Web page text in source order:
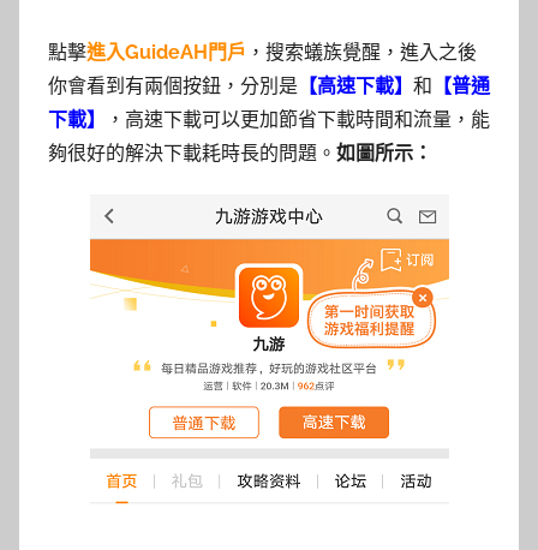
點擊進入GuideAH門戶 ，搜索蟻族覺醒，進入之後
你會看到有兩個按鈕，分別是 【高速下載】 和 【普通
下載】
，高速下載可以更加節省下載時間和流量，能
夠很好的解決下載耗時長的問題。 如圖所示：